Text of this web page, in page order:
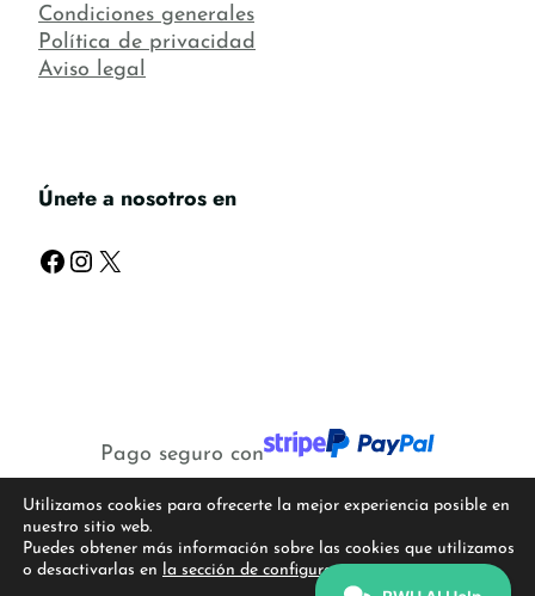
Condiciones generales
Política de privacidad
Aviso legal
Únete a nosotros en
Facebook Instagram X
Pago seguro con
©2026 Creado con
Media
Utilizamos cookies para ofrecerte la mejor experiencia posible en
nuestro sitio web.
Puedes obtener más información sobre las cookies que utilizamos
o desactivarlas en la sección de configuración